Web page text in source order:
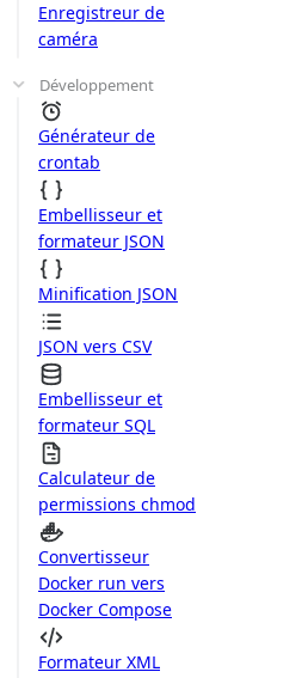
Enregistreur de
caméra
Développement
Générateur de
crontab
Embellisseur et
formateur JSON
Minification JSON
JSON vers CSV
Embellisseur et
formateur SQL
Calculateur de
permissions chmod
Convertisseur
Docker run vers
Docker Compose
Formateur XML